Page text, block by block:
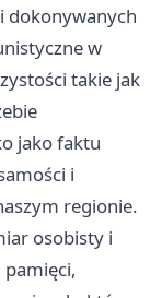
dokonywanych
w
takie jak
jako faktu
i
regionie.
osobisty i